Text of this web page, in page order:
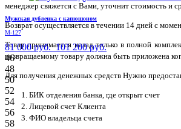
менеджер свяжется с Вами, уточнит стоимость и
Возврат осуществляется в течении 14 дней с
Товар принимается назад только в полной
возвращаемому товару должна быть приложена
Для получения денежных средств Нужно
БИК отделения банка, где открыт счет
Лицевой счет Клиента
ФИО владельца счета
Мужская дубленка с капюшоном
М-127
81 000 руб. 101 200 руб.
46
48
50
52
54
56
58